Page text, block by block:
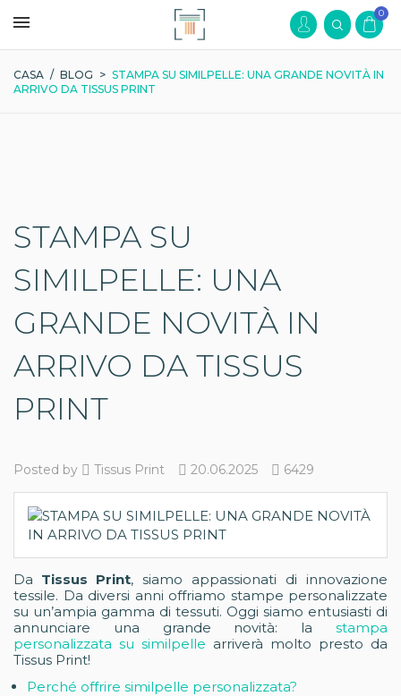
0
CASA / BLOG > STAMPA SU SIMILPELLE: UNA GRANDE NOVITÀ IN
ARRIVO DA TISSUS PRINT
STAMPA SU
SIMILPELLE: UNA
GRANDE NOVITÀ IN
ARRIVO DA TISSUS
PRINT
Posted by Tissus Print 20.06.2025 6429
Da Tissus Print, siamo appassionati di innovazione
tessile. Da diversi anni offriamo stampe personalizzate
su un’ampia gamma di tessuti. Oggi siamo entusiasti di
annunciare una grande novità: la stampa
personalizzata su similpelle arriverà molto presto da
Tissus Print!
Perché offrire similpelle personalizzata?